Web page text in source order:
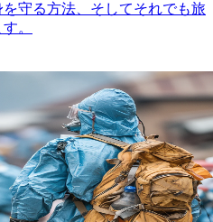
守る方法、そしてそれでも旅
。